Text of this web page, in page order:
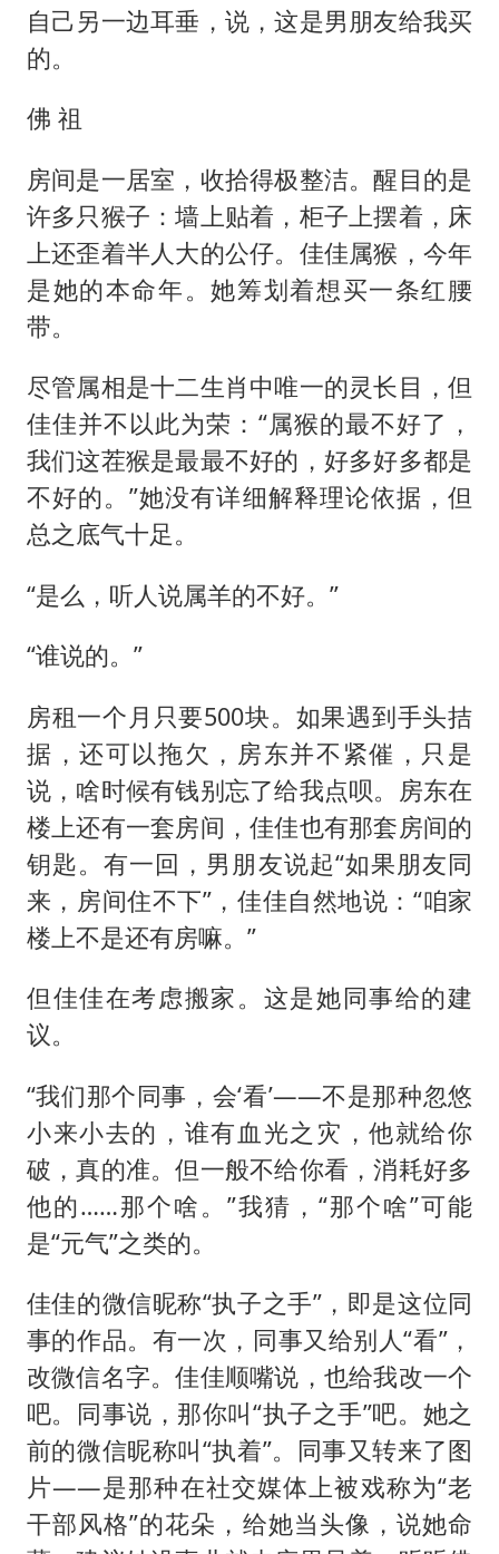
自己另一边耳垂，说，这是男朋友给我买
的。
佛 祖
房间是一居室，收拾得极整洁。醒目的是
许多只猴子：墙上贴着，柜子上摆着，床
上还歪着半人大的公仔。佳佳属猴，今年
是她的本命年。她筹划着想买一条红腰
带。
尽管属相是十二生肖中唯一的灵长目，但
佳佳并不以此为荣：“属猴的最不好了，
我们这茬猴是最最不好的，好多好多都是
不好的。”她没有详细解释理论依据，但
总之底气十足。
“是么，听人说属羊的不好。”
“谁说的。”
房租一个月只要500块。如果遇到手头拮
据，还可以拖欠，房东并不紧催，只是
说，啥时候有钱别忘了给我点呗。房东在
楼上还有一套房间，佳佳也有那套房间的
钥匙。有一回，男朋友说起“如果朋友同
来，房间住不下”，佳佳自然地说：“咱家
楼上不是还有房嘛。”
但佳佳在考虑搬家。这是她同事给的建
议。
“我们那个同事，会‘看’——不是那种忽悠
小来小去的，谁有血光之灾，他就给你
破，真的准。但一般不给你看，消耗好多
他的……那个啥。”我猜，“那个啥”可能
是“元气”之类的。
佳佳的微信昵称“执子之手”，即是这位同
事的作品。有一次，同事又给别人“看”，
改微信名字。佳佳顺嘴说，也给我改一个
吧。同事说，那你叫“执子之手”吧。她之
前的微信昵称叫“执着”。同事又转来了图
片——是那种在社交媒体上被戏称为“老
干部风格”的花朵，给她当头像，说她命